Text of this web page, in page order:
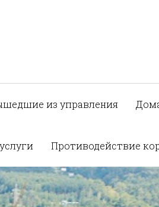
из управления
Противодействие